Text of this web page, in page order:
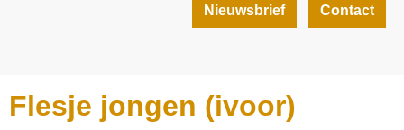
Nieuwsbrief Contact
Flesje jongen (ivoor)